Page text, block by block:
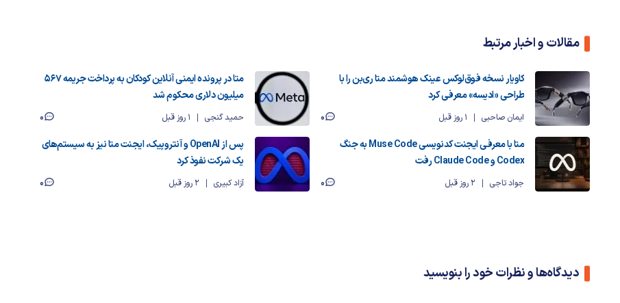
مقالات و اخبار مرتبط
کاویار نسخه فوق‌لوکس عینک هوشمند متا ری‌بن را با
طراحی «ادیسه» معرفی کرد
ایمان صاحبی 1 روز قبل 0
متا در پرونده ایمنی آنلاین کودکان به پرداخت جریمه ۵۶۷
میلیون دلاری محکوم شد
حمید گنجی 1 روز قبل
0
متا با معرفی ایجنت کدنویسی Muse Code به جنگ
Codex و Claude Code رفت
جواد تاجی 2 روز قبل 0
پس از OpenAI و آنتروپیک، ایجنت متا نیز به سیستم‌های
یک شرکت نفوذ کرد
آزاد کبیری 2 روز قبل 0
دیدگاه‌ها و نظرات خود را بنویسید